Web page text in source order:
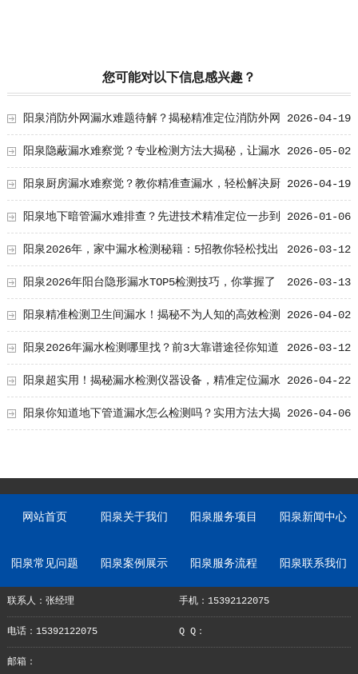
您可能对以下信息感兴趣？
2026-04-19
阳泉消防外网漏水难题待解？揭秘精准定位消防外网
漏水的实用方法 2026-05-02
阳泉隐蔽漏水难察觉？专业检测方法大揭秘，让漏水
无所遁形！ 2026-04-19
阳泉厨房漏水难察觉？教你精准查漏水，轻松解决厨
房隐患！ 2026-01-06
阳泉地下暗管漏水难排查？先进技术精准定位一步到
位 2026-03-12
阳泉2026年，家中漏水检测秘籍：5招教你轻松找出
漏水点！ 2026-03-13
阳泉2026年阳台隐形漏水TOP5检测技巧，你掌握了
吗？ 2026-04-02
阳泉精准检测卫生间漏水！揭秘不为人知的高效检测
方法 2026-03-12
阳泉2026年漏水检测哪里找？前3大靠谱途径你知道
吗？ 2026-04-22
阳泉超实用！揭秘漏水检测仪器设备，精准定位漏水
点的神奇利器！ 2026-04-06
阳泉你知道地下管道漏水怎么检测吗？实用方法大揭
网站首页 阳泉关于我们 阳泉服务项目 阳泉新闻中心
阳泉常见问题 阳泉案例展示 阳泉服务流程 阳泉联系我们
联系人：张经理 手机：15392122075
电话：15392122075 Q Q：
邮箱：